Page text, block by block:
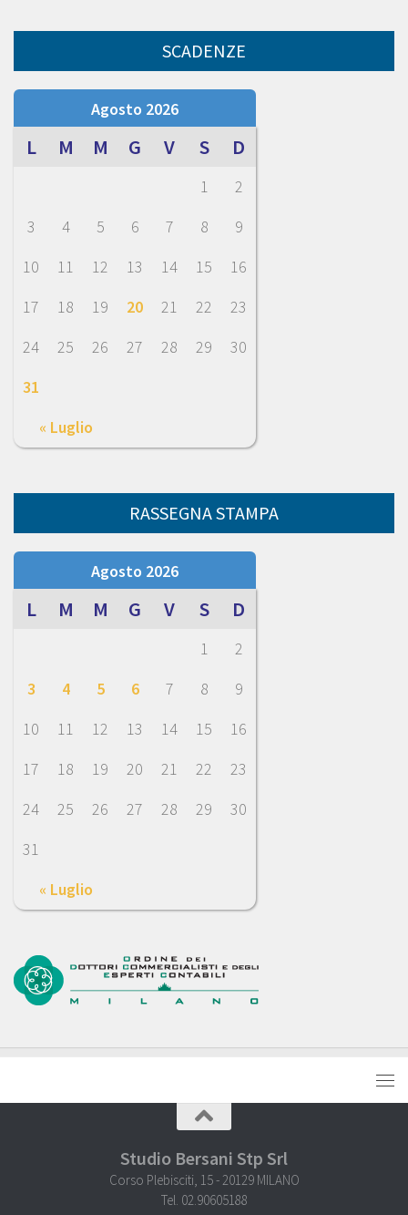
SCADENZE
Agosto 2026
L M M G V S D
« Luglio
1
2
3
4 5 6 7 8
9
10
11 12 13 14 15
16
17
18 19 20 21 22
23
24
25 26 27 28 29
30
31
RASSEGNA STAMPA
Agosto 2026
L M M G V S D
« Luglio
1
2
3
4 5 6 7 8
9
10
11 12 13 14 15
16
17
18 19 20 21 22
23
24
25 26 27 28 29
30
31
Studio Bersani Stp Srl
Corso Plebisciti, 15 - 20129 MILANO
Tel. 02.90605188